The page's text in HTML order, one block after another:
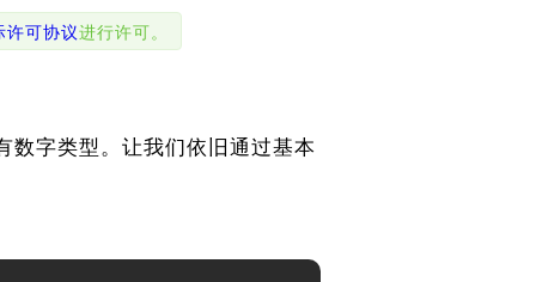
可协议进行许可。
字类型。让我们依旧通过基本